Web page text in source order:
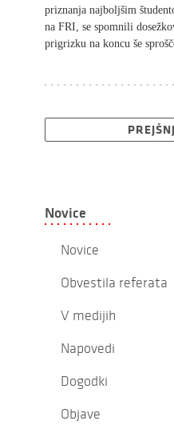
priznanja najboljšim
na FRI, se spomnili
prigrizku na koncu še
Novice
Novice
Obvestila referata
V medijih
Napovedi
Dogodki
Objave